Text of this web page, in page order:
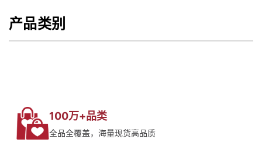
产品类别
100万+品类
全品全覆盖，海量现货高品质